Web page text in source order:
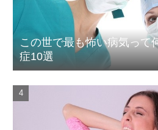
この世で最も怖い病気って
症10選